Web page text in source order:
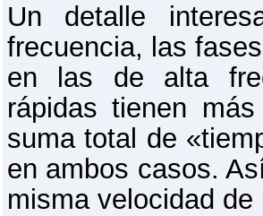
Un detalle
frecuencia, las
en las de alta
rápidas tienen
suma total de
en ambos casos.
misma velocidad de